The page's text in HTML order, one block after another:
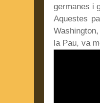
germanes i
Aquestes
la Pau, va